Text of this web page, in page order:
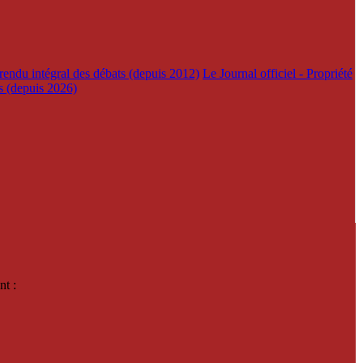
intégral des débats (depuis 2012) Le Journal officiel - Propriété
(depuis 2026)
: